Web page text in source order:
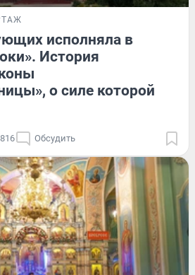
исполняла в
История
о силе которой
816 Обсудить